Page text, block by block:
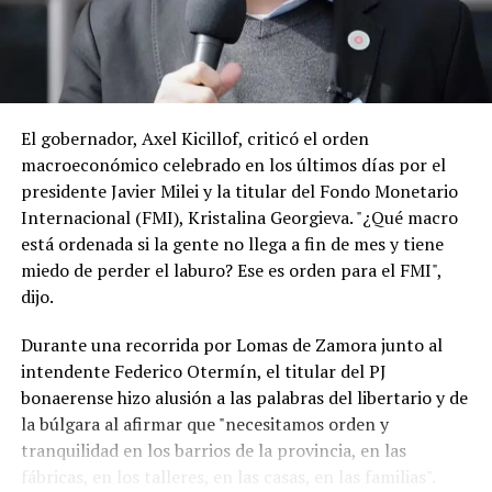
En este contexto, hay malestar en la Argentina porque
entienden que la visita de Lula, el año pasado a la
expresidenta Cristina Kirchner en su prisión
domiciliaria, previo a las elecciones legislativas, sumado
Dario Durigan, que trató de “payaso” a Milei, también
pueden ser calificadas como una injerencia externa en la
política doméstica. (TN)
El gobernador, Axel Kicillof, criticó el orden
macroeconómico celebrado en los últimos días por el
presidente Javier Milei y la titular del Fondo Monetario
Internacional (FMI), Kristalina Georgieva. "¿Qué macro
está ordenada si la gente no llega a fin de mes y tiene
miedo de perder el laburo? Ese es orden para el FMI",
dijo.
Durante una recorrida por Lomas de Zamora junto al
intendente Federico Otermín, el titular del PJ
bonaerense hizo alusión a las palabras del libertario y de
la búlgara al afirmar que "necesitamos orden y
tranquilidad en los barrios de la provincia, en las
fábricas, en los talleres, en las casas, en las familias".